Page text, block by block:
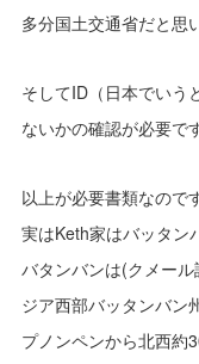
多分国土交通省だと思
そしてID（日本でいう
ないかの確認が必要です
以上が必要書類なので
実はKeth家はバッタン
バタンバンは(クメー
ジア西部バッタンバン
プノンペンから北西約